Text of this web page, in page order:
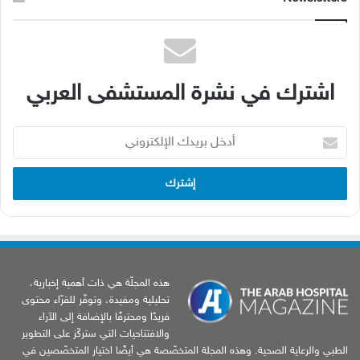
اشترك في نشرة المستشفى العربي
بريدك
الإلكتروني
هذه المجلّة هي ذات أهمية إخبارية،
تحليلية ومفيدة، وتوفّر للقرّاء محتوى
فريدًا ومحترفًا بالإضافة إلى الآراء
والافتتاحيات التي ستركّز على التطوير
الطبي والرعاية الصحية. وهذه المجلة المتخصّصة هي أيضًا اختيار المتخصّصين في